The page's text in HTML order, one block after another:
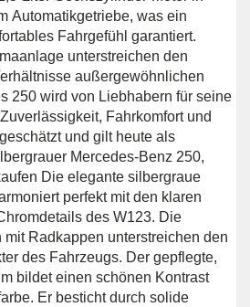
Automatikgetriebe, was ein
Fahrgefühl garantiert.
unterstreichen den
außergewöhnlichen
250 wird von Liebhabern für seine
Fahrkomfort und
und gilt heute als
Die elegante silbergraue
perfekt mit den klaren
des W123. Die
Radkappen unterstreichen den
des Fahrzeugs. Der gepflegte,
bildet einen schönen Kontrast
Er besticht durch solide